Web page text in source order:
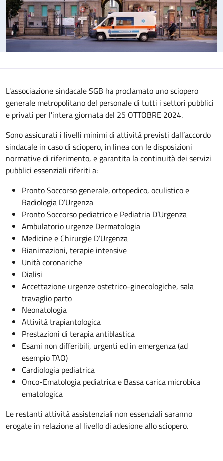
L'associazione sindacale SGB ha proclamato uno sciopero
generale metropolitano del personale di tutti i settori pubblici
e privati per l'intera giornata del 25 OTTOBRE 2024.
Sono assicurati i livelli minimi di attività previsti dall’accordo
sindacale in caso di sciopero, in linea con le disposizioni
normative di riferimento, e garantita la continuità dei servizi
pubblici essenziali riferiti a:
Pronto Soccorso generale, ortopedico, oculistico e
Radiologia D’Urgenza
Pronto Soccorso pediatrico e Pediatria D’Urgenza
Ambulatorio urgenze Dermatologia
Medicine e Chirurgie D’Urgenza
Rianimazioni, terapie intensive
Unità coronariche
Dialisi
Accettazione urgenze ostetrico-ginecologiche, sala
travaglio parto
Neonatologia
Attività trapiantologica
Prestazioni di terapia antiblastica
Esami non differibili, urgenti ed in emergenza (ad
esempio TAO)
Cardiologia pediatrica
Onco-Ematologia pediatrica e Bassa carica microbica
ematologica
Le restanti attività assistenziali non essenziali saranno
erogate in relazione al livello di adesione allo sciopero.